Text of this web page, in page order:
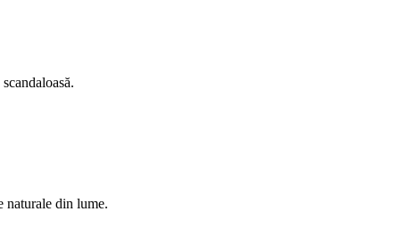
naturale din lume.